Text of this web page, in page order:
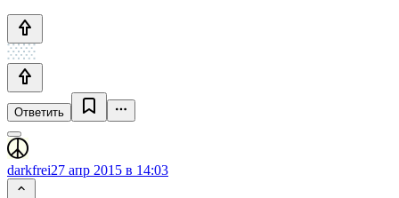
Ответить
darkfrei27 апр 2015 в 14:03